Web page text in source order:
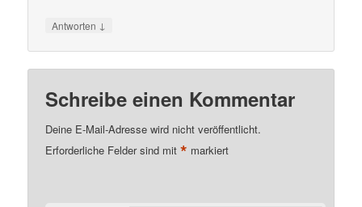
Antworten ↓
Schreibe einen Kommentar
Deine E-Mail-Adresse wird nicht veröffentlicht.
Erforderliche Felder sind mit* markiert